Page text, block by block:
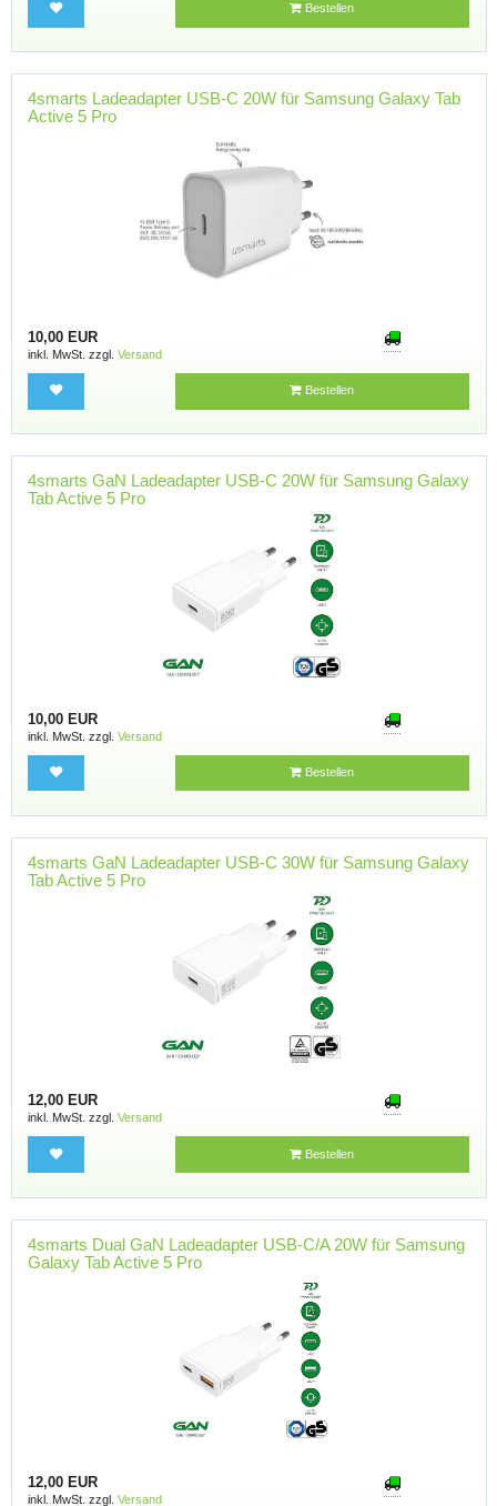
Bestellen
4smarts Ladeadapter USB-C 20W für Samsung Galaxy Tab
Active 5 Pro
10,00 EUR
inkl. MwSt. zzgl. Versand
Bestellen
4smarts GaN Ladeadapter USB-C 20W für Samsung Galaxy
Tab Active 5 Pro
10,00 EUR
inkl. MwSt. zzgl. Versand
Bestellen
4smarts GaN Ladeadapter USB-C 30W für Samsung Galaxy
Tab Active 5 Pro
12,00 EUR
inkl. MwSt. zzgl. Versand
Bestellen
4smarts Dual GaN Ladeadapter USB-C/A 20W für Samsung
Galaxy Tab Active 5 Pro
12,00 EUR
inkl. MwSt. zzgl. Versand